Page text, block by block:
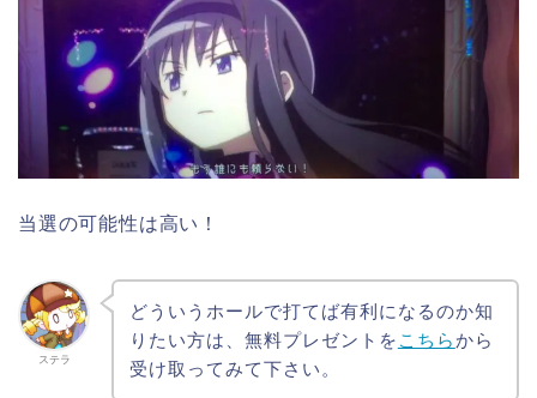
当選の可能性は高い！
ステラ
どういうホールで打てば有利になるのか知
りたい方は、無料プレゼントを こちらから
受け取ってみて下さい。